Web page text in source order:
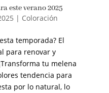
este verano 2025
| Coloración
temporada? El
para renovar y
tu melena
tendencia para
por lo natural, lo